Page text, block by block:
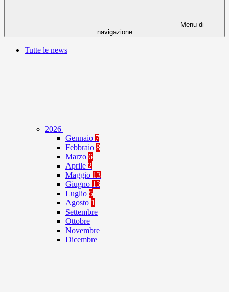
Menu di
navigazione
Tutte le news
2026
Gennaio 7
Febbraio 8
Marzo 6
Aprile 2
Maggio 13
Giugno 13
Luglio 5
Agosto 1
Settembre
Ottobre
Novembre
Dicembre